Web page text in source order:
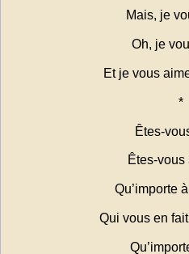
Mais, je
Oh, je
Et je vous
*
Êtes-
Êtes-vous
Qu’importe
Qui vous en